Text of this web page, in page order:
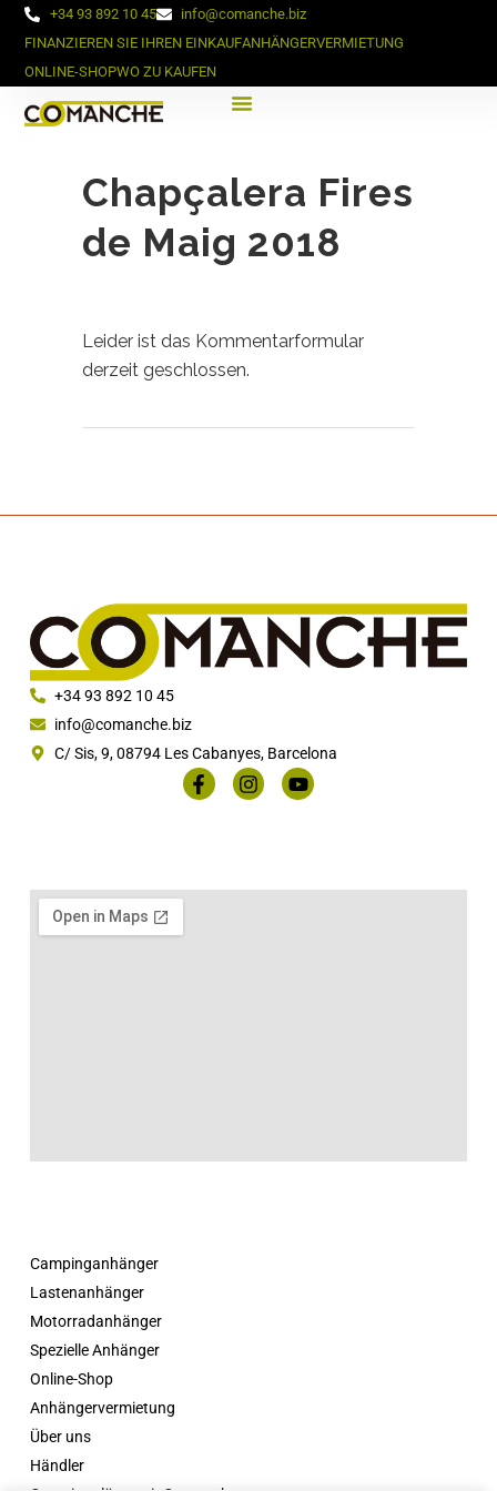
+34 93 892 10 45
info@comanche.biz
FINANZIEREN SIE IHREN EINKAUFANHÄNGERVERMIETUNG
ONLINE-SHOPWO ZU KAUFEN
Chapçalera Fires
de Maig 2018
Leider ist das Kommentarformular
derzeit geschlossen.
+34 93 892 10 45
info@comanche.biz
C/ Sis, 9, 08794 Les Cabanyes, Barcelona
Über uns
Händler
Campinganhänger
Lastenanhänger
Motorradanhänger
Spezielle Anhänger
Online-Shop
Anhängervermietung